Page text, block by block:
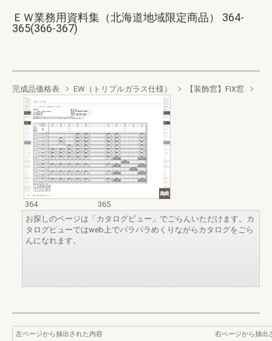
ＥＷ業務用資料集（北海道地域限定商品） 364-
365(366-367)
完成品価格表 EW（トリプルガラス仕様） 【装飾窓】FIX窓
364
365
お探しのページは「カタログビュー」でごらんいただけます。カ
タログビューではweb上でパラパラめくりながらカタログをごら
んになれます。
左ページから抽出された内容
右ページから抽出